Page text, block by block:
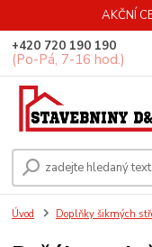
AKČNÍ
+420 720 190 190
(Po-Pá, 7-16 hod.)
Úvod Doplňky šikmých